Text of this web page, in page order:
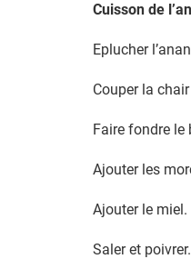
Cuisson de
Eplucher
Couper la
Faire fondre le
Ajouter les
Ajouter le miel.
Saler et poivrer.